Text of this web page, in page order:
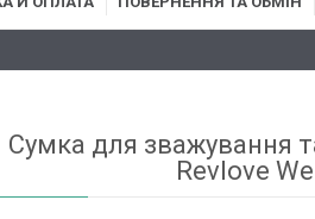
Сумка для зважування
Revlove